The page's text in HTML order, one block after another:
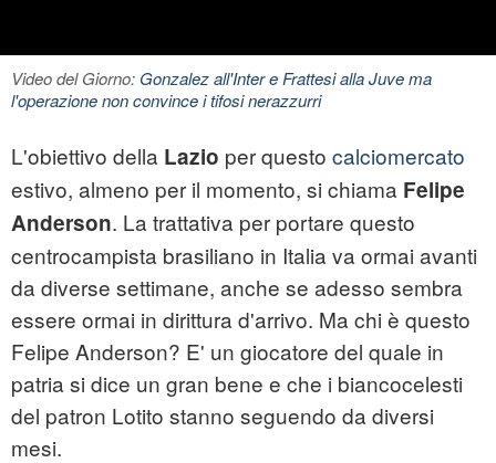
Video del Giorno: Gonzalez all'Inter e Frattesi alla Juve ma
l'operazione non convince i tifosi nerazzurri
L'obiettivo della Lazio per questo calciomercato
estivo, almeno per il momento, si chiama Felipe
Anderson. La trattativa per portare questo
centrocampista brasiliano in Italia va ormai avanti
da diverse settimane, anche se adesso sembra
essere ormai in dirittura d'arrivo. Ma chi è questo
Felipe Anderson? E' un giocatore del quale in
patria si dice un gran bene e che i biancocelesti
del patron Lotito stanno seguendo da diversi
mesi.